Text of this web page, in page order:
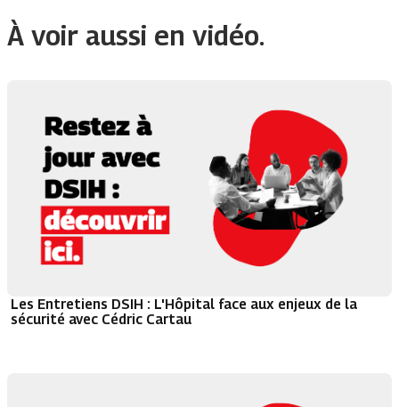
À voir aussi en vidéo.
Les Entretiens DSIH : L'Hôpital face aux enjeux de la
sécurité avec Cédric Cartau